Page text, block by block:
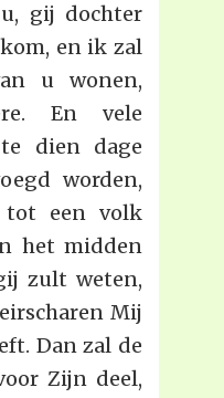
gij dochter
en ik zal
u wonen,
En vele
dien dage
worden,
een volk
het midden
zult weten,
Mij
Dan zal de
Zijn deel,